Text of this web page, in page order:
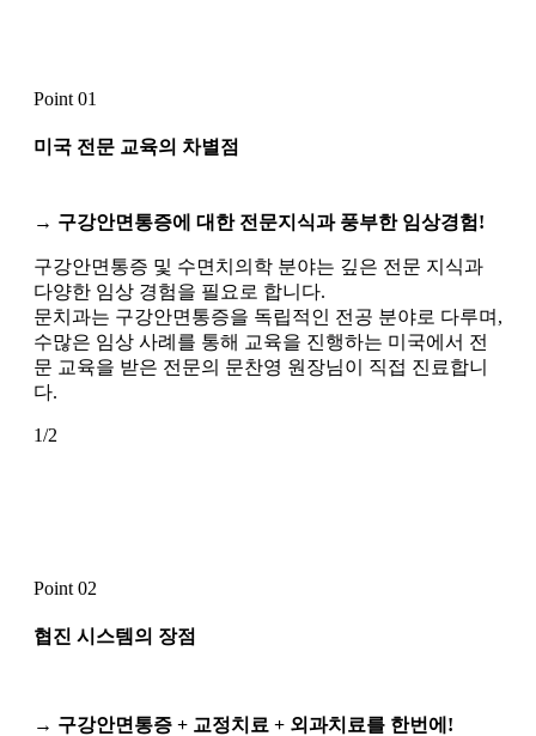
Point 01
미국 전문 교육의 차별점
→ 구강안면통증에 대한 전문지식과 풍부한 임상경험!
구강안면통증 및 수면치의학 분야는 깊은 전문 지식과
다양한 임상 경험을 필요로 합니다.
문치과는 구강안면통증을 독립적인 전공 분야로 다루며,
수많은 임상 사례를 통해 교육을 진행하는 미국에서 전
문 교육을 받은 전문의 문찬영 원장님이 직접 진료합니
다.
1/2
Point 02
협진 시스템 의 장점
→ 구강안면통증 + 교정치료 + 외과치료를 한번에!